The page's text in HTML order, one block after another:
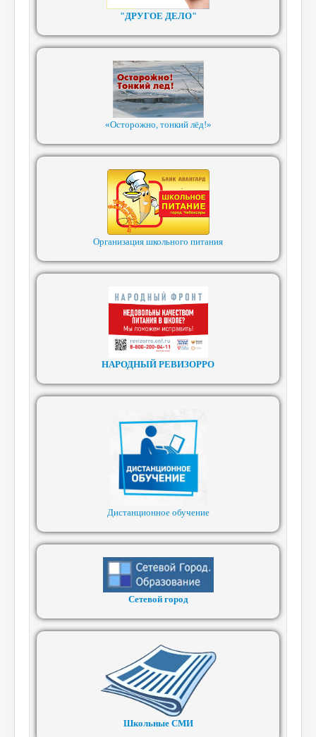
"ДРУГОЕ ДЕЛО"
«Осторожно, тонкий лёд!»
Организация школьного питания
НАРОДНЫЙ РЕВИЗОРРО
Дистанционное обучение
Сетевой город
Школьные СМИ